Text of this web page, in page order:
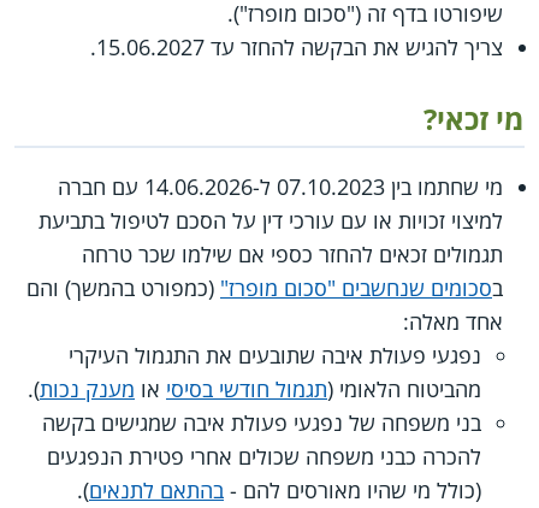
שיפורטו בדף זה ("סכום מופרז").
צריך להגיש את הבקשה להחזר עד 15.06.2027.
מי זכאי?
מי שחתמו בין 07.10.2023 ל-14.06.2026 עם חברה
למיצוי זכויות או עם עורכי דין על הסכם לטיפול בתביעת
תגמולים זכאים להחזר כספי אם שילמו שכר טרחה
בסכומים שנחשבים "סכום מופרז" (כמפורט בהמשך) והם
אחד מאלה:
נפגעי פעולת איבה שתובעים את התגמול העיקרי
מהביטוח הלאומי (תגמול חודשי בסיסי או מענק נכות).
בני משפחה של נפגעי פעולת איבה שמגישים בקשה
להכרה כבני משפחה שכולים אחרי פטירת הנפגעים
(כולל מי שהיו מאורסים להם - בהתאם לתנאים).